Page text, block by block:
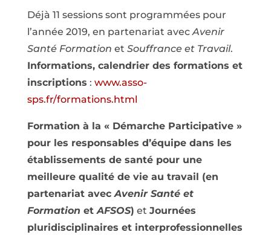
Déjà 11 sessions sont programmées pour
l’année 2019, en partenariat avecAvenir
Santé Formation et Souffrance et Travail.
Informations, calendrier des formations et
inscriptions : www.asso-
sps.fr/formations.html
Formation à la « Démarche Participative »
pour les responsables d’équipe dans les
établissements de santé pour une
meilleure qualité de vie au travail (en
partenariat avecAvenir Santé et
Formation etAFSOS) et Journées
pluridisciplinaires et interprofessionnelles